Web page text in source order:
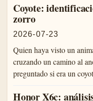
Coyote:
zorro
2026-07-23
Quien haya visto un
cruzando un camino al
preguntado si era un
Honor X6c: